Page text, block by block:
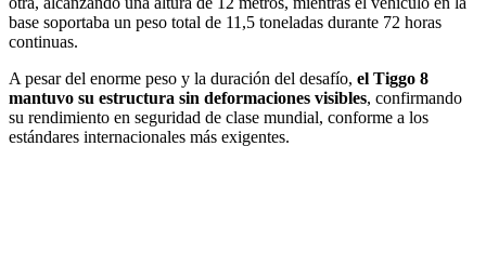
base soportaba un peso total de 11,5 toneladas durante 72 horas
continuas.
A pesar del enorme peso y la duración del desafío, el Tiggo 8
mantuvo su estructura sin deformaciones visibles, confirmando
su rendimiento en seguridad de clase mundial, conforme a los
estándares internacionales más exigentes.